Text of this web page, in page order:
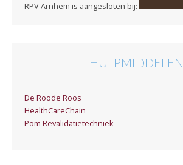
RPV Arnhem is aangesloten bij:
HULPMIDDELEN
De Roode Roos
HealthCareChain
Pom Revalidatietechniek